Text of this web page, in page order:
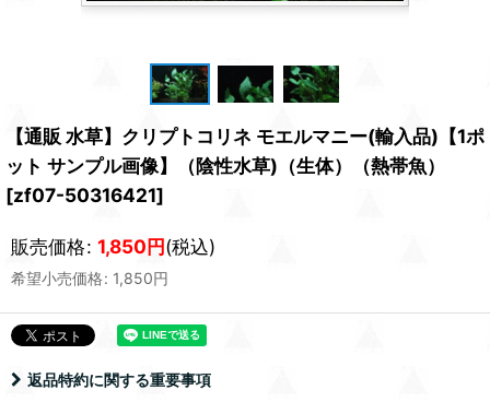
【通販 水草】クリプトコリネ モエルマニー(輸入品)【1ポ
ット サンプル画像】（陰性水草)（生体）（熱帯魚）
[zf07-50316421]
販売価格: 1,850円(税込)
希望小売価格: 1,850円
返品特約に関する重要事項